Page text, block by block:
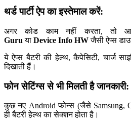
थर्ड पार्टी ऐप का इस्तेमाल करें:
अगर कोड काम नहीं करता, तो
Guru या Device Info HWजैसी ऐप्स
ये ऐप्स बैटरी की हेल्थ, कैपेसिटी, चार्ज
दिखाती हैं।
फोन सेटिंग्स से भी मिलती है जानकारी:
कुछ नए Android फोन्स (जैसे Samsung,
ही बैटरी हेल्थ का सेक्शन होता है।